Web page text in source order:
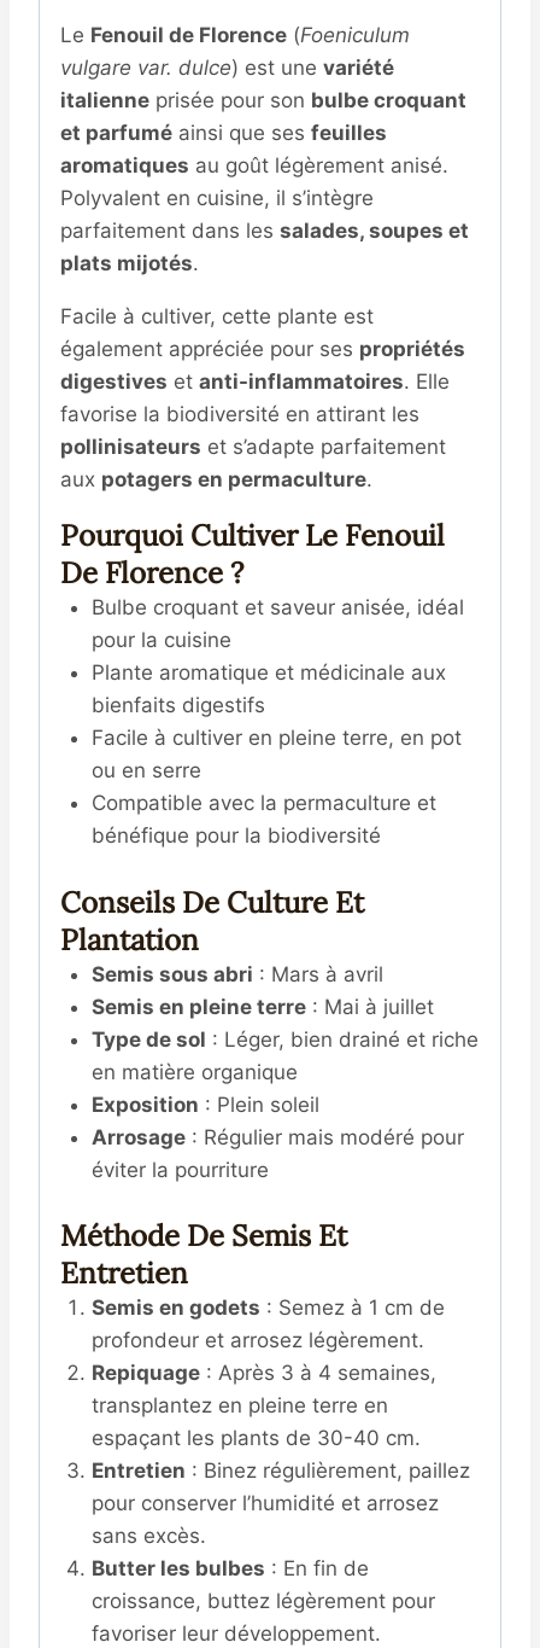
Le Fenouil de Florence (Foeniculum
vulgare var. dulce) est une variété
italienne prisée pour son bulbe croquant
et parfumé ainsi que ses feuilles
aromatiques au goût légèrement anisé.
Polyvalent en cuisine, il s’intègre
parfaitement dans les salades, soupes et
plats mijotés.
Facile à cultiver, cette plante est
également appréciée pour ses propriétés
digestives et anti-inflammatoires. Elle
favorise la biodiversité en attirant les
pollinisateurs et s’adapte parfaitement
aux potagers en permaculture.
Pourquoi Cultiver Le Fenouil
De Florence ?
Bulbe croquant et saveur anisée, idéal
pour la cuisine
Plante aromatique et médicinale aux
bienfaits digestifs
Facile à cultiver en pleine terre, en pot
ou en serre
Compatible avec la permaculture et
bénéfique pour la biodiversité
Conseils De Culture Et
Plantation
Semis sous abri : Mars à avril
Semis en pleine terre: Mai à juillet
Type de sol : Léger, bien drainé et riche
en matière organique
Exposition : Plein soleil
Arrosage: Régulier mais modéré pour
éviter la pourriture
Méthode De Semis Et
Entretien
Semis en godets : Semez à 1 cm de
profondeur et arrosez légèrement.
Repiquage: Après 3 à 4 semaines,
transplantez en pleine terre en
espaçant les plants de 30-40 cm.
Entretien : Binez régulièrement, paillez
pour conserver l’humidité et arrosez
sans excès.
Butter les bulbes : En fin de
croissance, buttez légèrement pour
favoriser leur développement.